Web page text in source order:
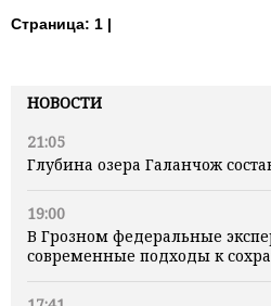
НОВОСТИ
21:05
Глубина озера Галанчож
19:00
В Грозном федеральные
современные подходы к
Страница: 1 |